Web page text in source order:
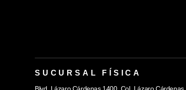
SUCURSAL FÍSICA